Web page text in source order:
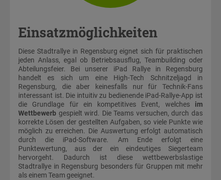
Einsatzmöglichkeiten
Diese Stadtrallye in Regensburg eignet sich für praktischen
jeden Anlass, egal ob Betriebsausflug, Teambuilding oder
Abteilungsfeier. Bei unserer iPad Rallye in Regensburg
handelt es sich um eine High-Tech Schnitzeljagd in
Regensburg, die aber keinesfalls nur für Technik-Fans
interessant ist. Die intuitiv zu bedienende iPad-Rallye-App ist
die Grundlage für ein kompetitives Event, welchesim
Wettbewerb gespielt wird. Die Teams versuchen, durch das
korrekte Lösen der gestellten Aufgaben, so viele Punkte wie
möglich zu erreichen. Die Auswertung erfolgt automatisch
durch die iPad-Software. Am Ende erfolgt eine
Punktewertung, aus der ein eindeutiges Siegerteam
hervorgeht. Dadurch ist diese wettbewerbslastige
Stadtrallye in Regensburg besonders für Gruppen mit mehr
als einem Team geeignet.